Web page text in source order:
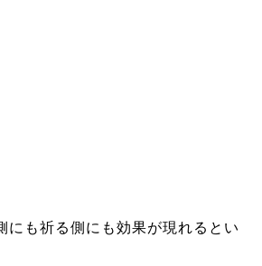
にも祈る側にも効果が現れるとい